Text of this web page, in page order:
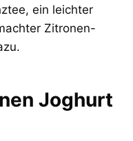
ein leichter
Zitronen-
Joghurt